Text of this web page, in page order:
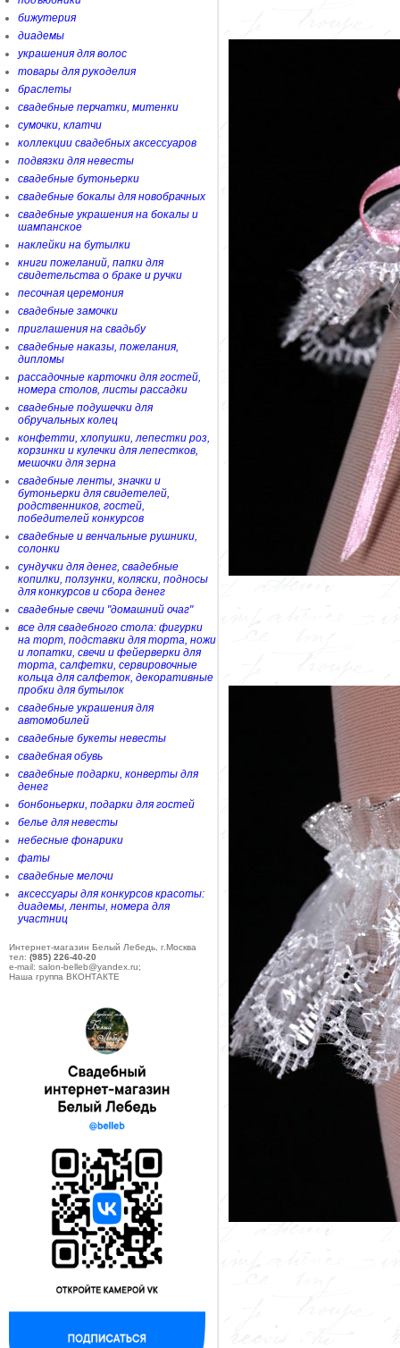
бижутерия
диадемы
украшения для волос
товары для рукоделия
браслеты
свадебные перчатки, митенки
сумочки, клатчи
коллекции свадебных аксессуаров
подвязки для невесты
свадебные бутоньерки
свадебные бокалы для новобрачных
свадебные украшения на бокалы и
шампанское
наклейки на бутылки
книги пожеланий, папки для
свидетельства о браке и ручки
песочная церемония
свадебные замочки
приглашения на свадьбу
свадебные наказы, пожелания,
дипломы
рассадочные карточки для гостей,
номера столов, листы рассадки
свадебные подушечки для
обручальных колец
конфетти, хлопушки, лепестки роз,
корзинки и кулечки для лепестков,
мешочки для зерна
свадебные ленты, значки и
бутоньерки для свидетелей,
родственников, гостей,
победителей конкурсов
свадебные и венчальные рушники,
солонки
сундучки для денег, свадебные
копилки, ползунки, коляски, подносы
для конкурсов и сбора денег
свадебные свечи "домашний очаг"
все для свадебного стола: фигурки
на торт, подставки для торта, ножи
и лопатки, свечи и фейерверки для
торта, салфетки, сервировочные
кольца для салфеток, декоративные
пробки для бутылок
свадебные украшения для
автомобилей
свадебные букеты невесты
свадебная обувь
свадебные подарки, конверты для
денег
бонбоньерки, подарки для гостей
белье для невесты
небесные фонарики
фаты
свадебные мелочи
аксессуары для конкурсов красоты:
диадемы, ленты, номера для
участниц
Интернет-магазин Белый Лебедь, г.Москва
тел: (985) 226-40-20
e-mail: salon-belleb@yandex.ru;
Наша группа ВКОНТАКТЕ